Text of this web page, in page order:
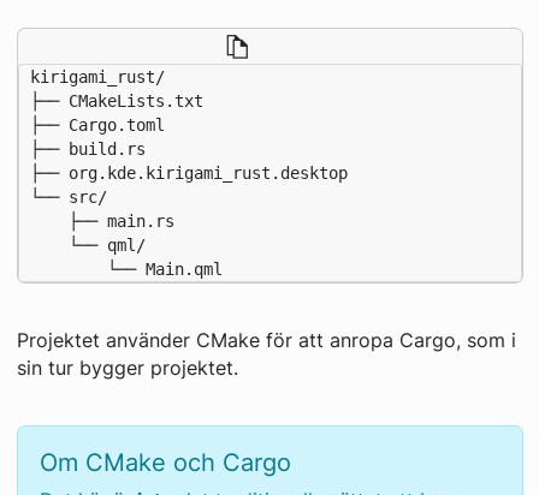
kirigami_rust/
├── CMakeLists.txt
├── Cargo.toml
├── build.rs
├── org.kde.kirigami_rust.desktop
└── src/
    ├── main.rs
    └── qml/
        └── Main.qml
Projektet använder CMake för att anropa Cargo, som i
sin tur bygger projektet.
Om CMake och Cargo